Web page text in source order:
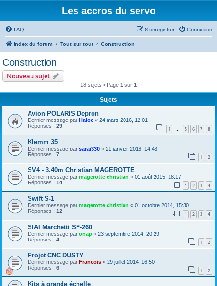
Les accros du servo
FAQ Connexion
S’enregistrer
Index du forum Tout sur tout Construction
Construction
Nouveau sujet
18 sujets • Page 1 sur 1
Sujets
Avion POLARIS Depron
Dernier message par Haloe « 24 mars 2016, 12:01
Réponses : 29 1 … 5 6 7 8
Klemm 35
Dernier message par saraj330 « 21 janvier 2016, 14:43
Réponses : 7 1 2
SV4 - 3.40m Christian MAGEROTTE
Dernier message par magerotte christian « 01 août 2015, 18:17
Réponses : 14 1 2 3 4
Swift S-1
Dernier message par magerotte christian « 01 octobre 2014, 15:30
Réponses : 12 1 2 3 4
SIAI Marchetti SF-260
Dernier message par onap « 23 septembre 2014, 20:29
Réponses : 4 1 2
Projet CNC DUSTY
Dernier message par Francois « 29 juillet 2014, 16:50
Réponses : 6 1 2
Kits à grande échelle